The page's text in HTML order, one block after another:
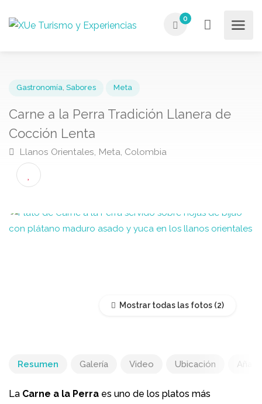
0
Carne a la Perra Tradición Llanera de
Cocción Lenta
Llanos Orientales, Meta, Colombia
Mostrar todas las fotos
Resumen Galería Video Ubicación
La Carne a la Perra es uno de los platos más